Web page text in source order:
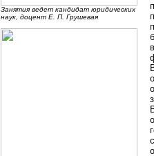
Занятия ведет кандидат юридических
наук, доцент Е. П. Грушевая